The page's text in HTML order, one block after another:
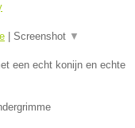
| Screenshot ▼
een echt konijn en echte